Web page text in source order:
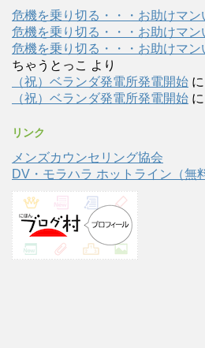
危機を乗り切る・・・お助けマン
危機を乗り切る・・・お助けマン
危機を乗り切る・・・お助けマン
ちゃうとっこ より
（祝）ベランダ発電所発電開始 に
（祝）ベランダ発電所発電開始 に
リンク
メンズカウンセリング協会
DV・モラハラ ホットライン（無